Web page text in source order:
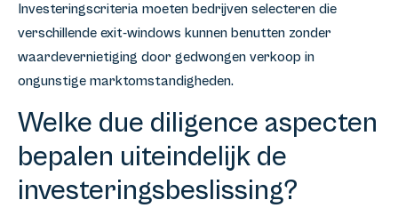
Investeringscriteria moeten bedrijven selecteren die
verschillende exit-windows kunnen benutten zonder
waardevernietiging door gedwongen verkoop in
ongunstige marktomstandigheden.
Welke due diligence aspecten
bepalen uiteindelijk de
investeringsbeslissing?